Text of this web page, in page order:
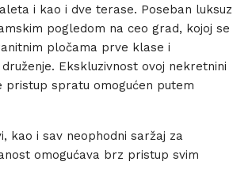
i kao i dve terase. Poseban luksuz
pogledom na ceo grad, kojoj se
pločama prve klase i
Ekskluzivnost ovoj nekretnini
pristup spratu omogućen putem
kao i sav neophodni saržaj za
omogućava brz pristup svim